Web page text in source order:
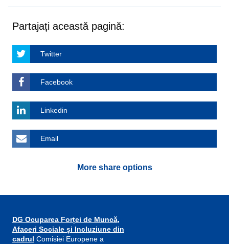
Partajați această pagină:
Twitter
Facebook
Linkedin
Email
More share options
DG Ocuparea Forței de Muncă,
Afaceri Sociale și Incluziune din
cadrul Comisiei Europene a